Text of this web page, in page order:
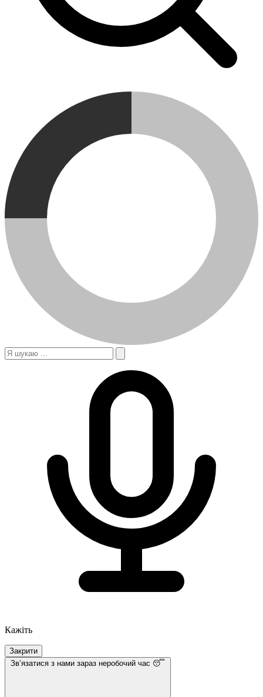
Кажіть
Закрити
Звʼязатися з нами зараз неробочий час 😴